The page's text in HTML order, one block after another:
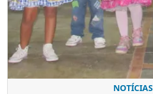
NOTÍCIAS